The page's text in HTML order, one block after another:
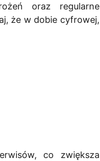
oraz regularne
że w dobie cyfrowej,
co zwiększa